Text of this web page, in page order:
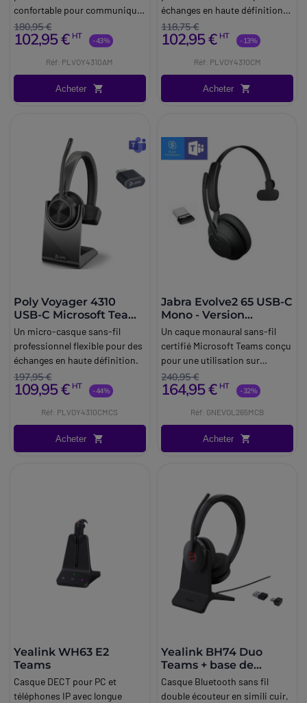
confortable pour communiquer
en HD où que vous soyez.
180,95 €
102,95 € HT -43%
Réf: PLVOY4310AM
Acheter
échanges en haute définition
dans tous types
d’environnements..
118,75 €
102,95 € HT -13%
Réf: PLVOY4310CM
Acheter
Poly Voyager 4310
USB-C Microsoft Teams
+ Socle de charge
Un micro-casque sans-fil
professionnel flexible pour des
échanges en haute définition.
197,95 €
109,95 € HT -44%
Réf: PLVOY4310CMCS
Acheter
Jabra Evolve2 65 USB-C
Mono - Version
Microsoft Teams
Un caque monaural sans-fil
certifié Microsoft Teams conçu
pour une utilisation sur
PC/Mac, smartphone et
tablette.
240,95 €
164,95 € HT -32%
Réf: GNEVOL265MCB
Acheter
Yealink WH63 E2
Teams
Casque DECT pour PC et
téléphones IP avec longue
Yealink BH74 Duo
Teams + base de
chargement
Casque Bluetooth sans fil
double écouteur en simili cuir,